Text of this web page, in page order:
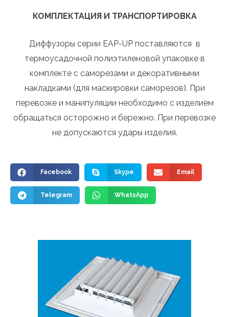
КОМПЛЕКТАЦИЯ И ТРАНСПОРТИРОВКА
Диффузоры серии EAP-UPпоставляются в
термоусадочной полиэтиленовой упаковке в
комплекте с саморезами и декоративными
накладками (для маскировки саморезов). При
перевозке и манипуляции необходимо с изделием
обращаться осторожно и бережно. При перевозке
не допускаются удары изделия.
Facebook Skype Email
Telegram WhatsApp